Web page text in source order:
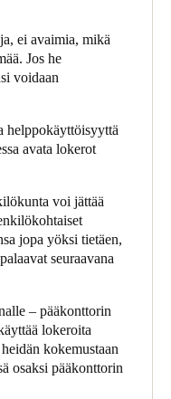
työn ja
työpaikan tiimi voi
ja "dynaamisia"
yksilöille omiksi.
henkilökohtaiset
tai joskus vain
jäsenillä,
nimellä
käytettävissä. Niitä
ja pyöräilykypäröiden
Henkilökunnan
mutta hän voi silti
Koska pääsy
ei avaimia, mikä
Jos he
voidaan
helppokäyttöisyyttä
avata lokerot
voi jättää
jopa yöksi tietäen,
seuraavana
– pääkonttorin
lokeroita
kokemustaan
osaksi pääkonttorin